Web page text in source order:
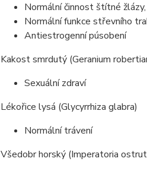
Normální činnost štítné
Normální funkce střevního
Antiestrogenní púsobení
Kakost smrdutý (Geranium
Sexuální zdraví
Lékořice lysá (Glycyrrhiza glabra)
Normální trávení
Všedobr horský (Imperatoria